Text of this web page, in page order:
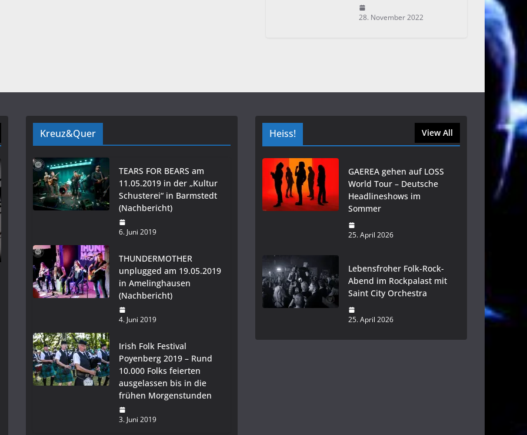
28. November 2022
Kreuz&Quer
TEARS FOR BEARS am
11.05.2019 in der „Kultur
Schusterei“ in Barmstedt
(Nachbericht)
6. Juni 2019
THUNDERMOTHER
unplugged am 19.05.2019
in Amelinghausen
(Nachbericht)
4. Juni 2019
Irish Folk Festival
Poyenberg 2019 – Rund
10.000 Folks feierten
ausgelassen bis in die
frühen Morgenstunden
3. Juni 2019
Heiss! View All
GAEREA gehen auf LOSS
World Tour – Deutsche
Headlineshows im
Sommer
25. April 2026
Lebensfroher Folk-Rock-
Abend im Rockpalast mit
Saint City Orchestra
25. April 2026